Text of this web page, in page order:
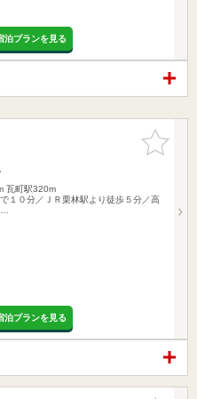
泊プランを見る
お気に入
りに追加
瓦町駅320m
で１０分／ＪＲ栗林駅より徒歩５分／高
泊プランを見る